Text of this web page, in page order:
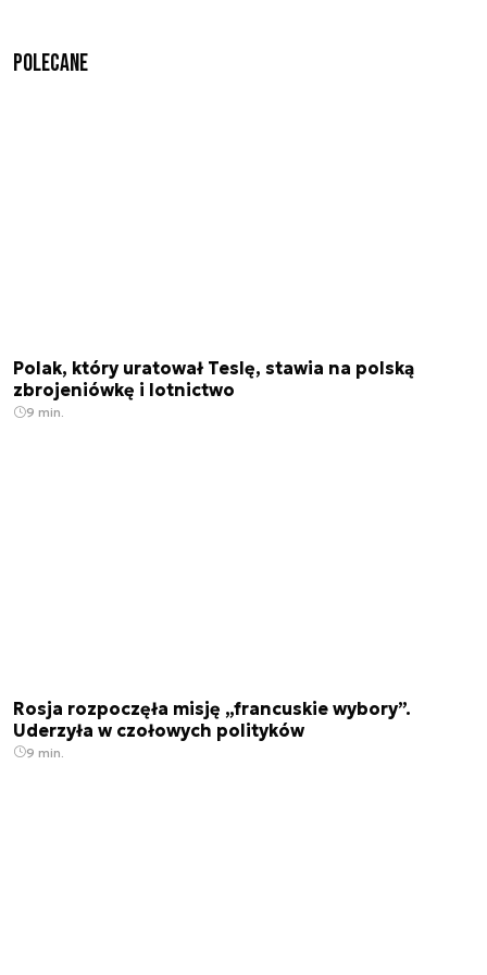
Polecane
Polak, który uratował Teslę, stawia na polską
zbrojeniówkę i lotnictwo
9 min.
Rosja rozpoczęła misję „francuskie wybory”.
Uderzyła w czołowych polityków
9 min.